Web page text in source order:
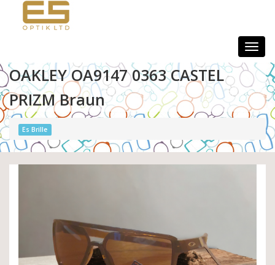
OAKLEY OA9147 0363 CASTEL
PRIZM Braun
Es Brille